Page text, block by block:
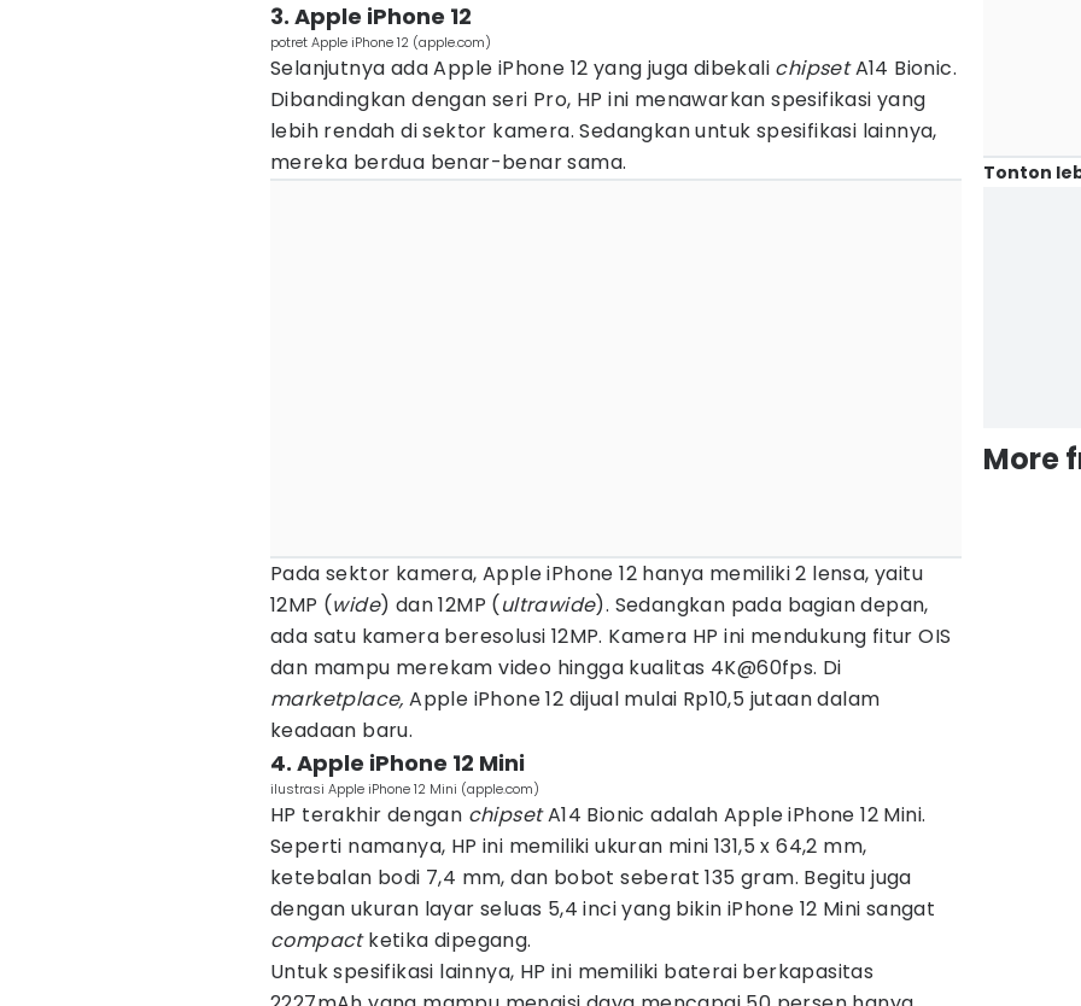
3. Apple iPhone 12
potret Apple iPhone 12 (apple.com)
Selanjutnya ada Apple iPhone 12 yang juga dibekali chipsetA14 Bionic.
Dibandingkan dengan seri Pro, HP ini menawarkan spesifikasi yang
lebih rendah di sektor kamera. Sedangkan untuk spesifikasi lainnya,
mereka berdua benar-benar sama.
Pada sektor kamera, Apple iPhone 12 hanya memiliki 2 lensa, yaitu
12MP (wide) dan 12MP (ultrawide). Sedangkan pada bagian depan,
ada satu kamera beresolusi 12MP. Kamera HP ini mendukung fitur OIS
dan mampu merekam video hingga kualitas 4K@60fps. Di
marketplace, Apple iPhone 12 dijual mulai Rp10,5 jutaan dalam
keadaan baru.
4. Apple iPhone 12 Mini
ilustrasi Apple iPhone 12 Mini (apple.com)
HP terakhir dengan chipsetA14 Bionic adalah Apple iPhone 12 Mini.
Seperti namanya, HP ini memiliki ukuran mini 131,5 x 64,2 mm,
ketebalan bodi 7,4 mm, dan bobot seberat 135 gram. Begitu juga
dengan ukuran layar seluas 5,4 inci yang bikin iPhone 12 Mini sangat
compactketika dipegang.
Untuk spesifikasi lainnya, HP ini memiliki baterai berkapasitas
Tonton
More